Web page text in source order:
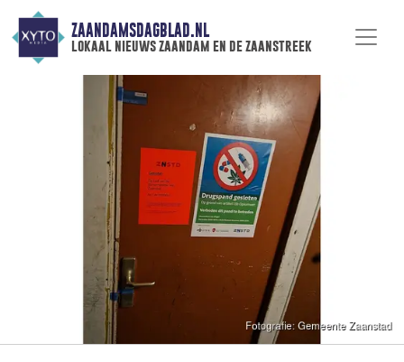
ZAANDAMSDAGBLAD.NL
lokaal nieuws zaandam en de zaanstreek